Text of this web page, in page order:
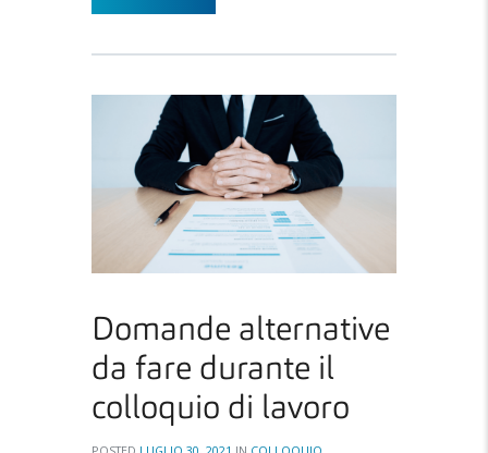
Domande alternative
da fare durante il
colloquio di lavoro